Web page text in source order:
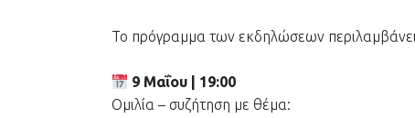
Το πρόγραμμα των εκδηλώσεων
9 Μαΐου | 19:00
Ομιλία – συζήτηση με θέμα: